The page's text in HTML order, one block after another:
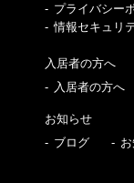
プライバシー
情報セキュリ
入居者の方へ
入居者の方へ
お知らせ
ブログ